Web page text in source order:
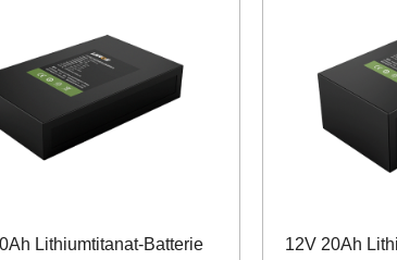
Lithiumtitanat-Batterie
12V 20Ah